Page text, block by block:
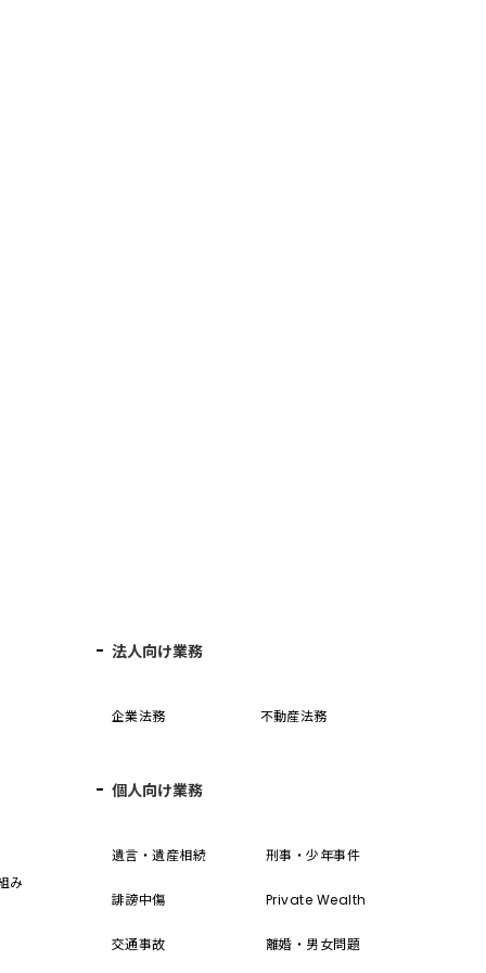
み
法人向け業務
企業法務 不動産法務
個人向け業務
遺言・遺産相続 刑事・少年事件
誹謗中傷 Private Wealth
交通事故 離婚・男女問題